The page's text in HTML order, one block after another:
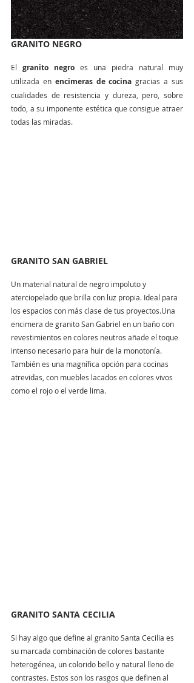
GRANITO NEGRO
El granito negro es una piedra natural muy
utilizada en encimeras de cocina gracias a sus
cualidades de resistencia y dureza, pero, sobre
todo, a su imponente estética que consigue atraer
todas las miradas.
GRANITO SAN GABRIEL
Un material natural de negro impoluto y
aterciopelado que brilla con luz propia. Ideal para
los espacios con más clase de tus proyectos.Una
encimera de granito San Gabriel en un baño con
revestimientos en colores neutros añade el toque
intenso necesario para huir de la monotonía.
También es una magnífica opción para cocinas
atrevidas, con muebles lacados en colores vivos
como el rojo o el verde lima.
GRANITO SANTA CECILIA
Si hay algo que define al granito Santa Cecilia es
su marcada combinación de colores bastante
heterogénea, un colorido bello y natural lleno de
contrastes. Estos son los rasgos que definen al